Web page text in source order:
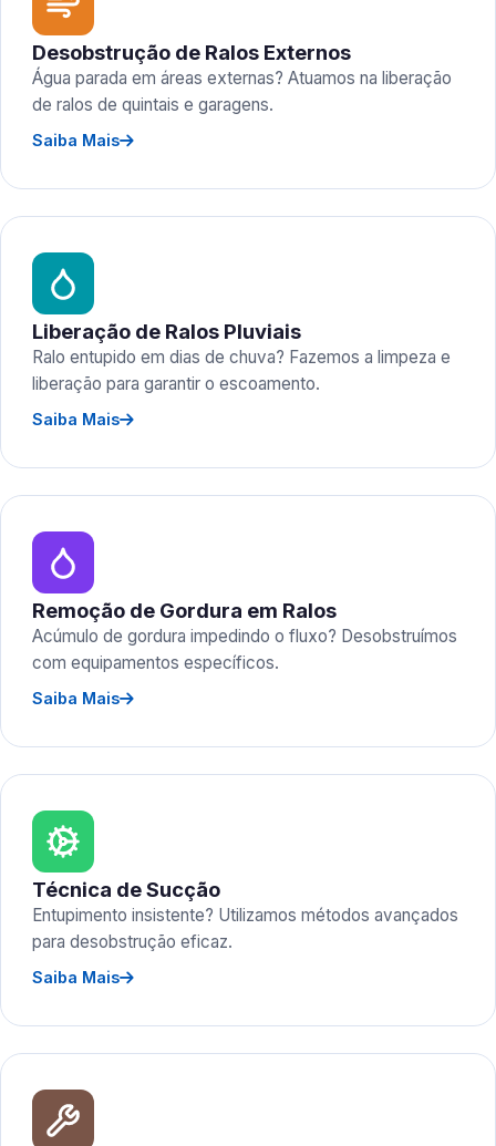
Desobstrução de Ralos Externos
Água parada em áreas externas? Atuamos na liberação
de ralos de quintais e garagens.
Saiba Mais
Liberação de Ralos Pluviais
Ralo entupido em dias de chuva? Fazemos a limpeza e
liberação para garantir o escoamento.
Saiba Mais
Remoção de Gordura em Ralos
Acúmulo de gordura impedindo o fluxo? Desobstruímos
com equipamentos específicos.
Saiba Mais
Técnica de Sucção
Entupimento insistente? Utilizamos métodos avançados
para desobstrução eficaz.
Saiba Mais